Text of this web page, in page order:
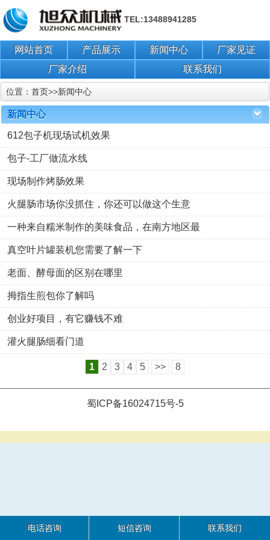
TEL:13488941285
网站首页 产品展示 新闻中心
厂家见证
厂家介绍
联系我们
位置： 首页>>新闻中心
新闻中心
612包子机现场试机效果
包子-工厂做流水线
现场制作烤肠效果
火腿肠市场你没抓住，你还可以做这个生意
一种来自糯米制作的美味食品，在南方地区最
真空叶片罐装机您需要了解一下
老面、酵母面的区别在哪里
拇指生煎包你了解吗
创业好项目，有它赚钱不难
灌火腿肠细看门道
1 2 3 4 5 >> 8
蜀ICP备16024715号-5
电话咨询 短信咨询 联系我们